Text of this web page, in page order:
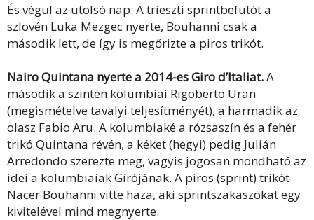
És végül az utolsó nap: A trieszti sprintbefutót a
szlovén Luka Mezgec nyerte, Bouhanni csak a
második lett, de így is megőrizte a piros trikót.
Nairo Quintana nyerte a 2014-es Giro d’Italiat.A
második a szintén kolumbiai Rigoberto Uran
(megismételve tavalyi teljesítményét), a harmadik az
olasz Fabio Aru. A kolumbiaké a rózsaszín és a fehér
trikó Quintana révén, a kéket (hegyi) pedig Julián
Arredondo szerezte meg, vagyis jogosan mondható az
idei a kolumbiaiak Girójának. A piros (sprint) trikót
Nacer Bouhanni vitte haza, aki sprintszakaszokat egy
kivitelével mind megnyerte.